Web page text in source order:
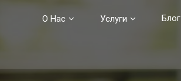
О Нас Услуги Блог